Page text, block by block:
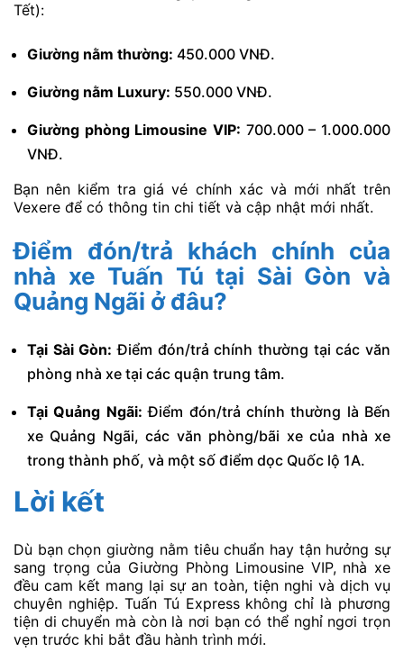
Tết):
Giường nằm thường: 450.000 VNĐ.
Giường nằm Luxury: 550.000 VNĐ.
Giường phòng Limousine VIP: 700.000 – 1.000.000
VNĐ.
Bạn nên kiểm tra giá vé chính xác và mới nhất trên
Vexere để có thông tin chi tiết và cập nhật mới nhất.
Điểm đón/trả khách chính của
nhà xe Tuấn Tú tại Sài Gòn và
Quảng Ngãi ở đâu?
Tại Sài Gòn: Điểm đón/trả chính thường tại các văn
phòng nhà xe tại các quận trung tâm.
Tại Quảng Ngãi: Điểm đón/trả chính thường là Bến
xe Quảng Ngãi, các văn phòng/bãi xe của nhà xe
trong thành phố, và một số điểm dọc Quốc lộ 1A.
Lời kết
Dù bạn chọn giường nằm tiêu chuẩn hay tận hưởng sự
sang trọng của Giường Phòng Limousine VIP, nhà xe
đều cam kết mang lại sự an toàn, tiện nghi và dịch vụ
chuyên nghiệp. Tuấn Tú Express không chỉ là phương
tiện di chuyển mà còn là nơi bạn có thể nghỉ ngơi trọn
vẹn trước khi bắt đầu hành trình mới.